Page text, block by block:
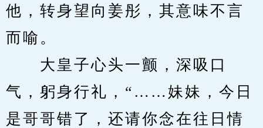
他，转身望向姜彤，其意味不言
而喻。
大皇子心头一颤，深吸口
气，躬身行礼，“……妹妹，今日
是哥哥错了，还请你念在往日情